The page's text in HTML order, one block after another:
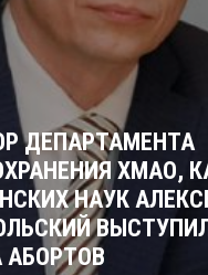
ДЕПАРТАМЕНТА
ХМАО,
НАУК
АБОРТОВ